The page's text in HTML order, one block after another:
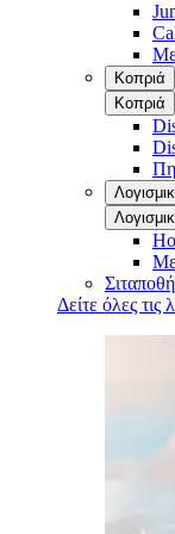
Κοπριά
Κοπριά
Δείτε όλες τις